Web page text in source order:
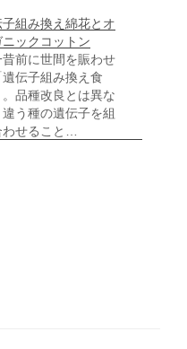
組み換え綿花とオ
ニックコットン
前に世間を賑わせ
遺伝子組み換え食
品種改良とは異な
違う種の遺伝子を組
せること…